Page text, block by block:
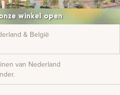
Contact
winkel open
& België
van Nederland